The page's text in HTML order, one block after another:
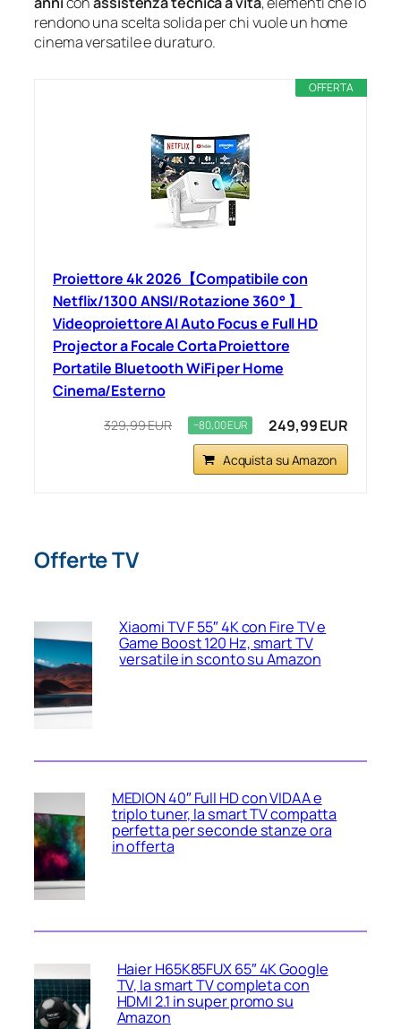
rendono una scelta solida per chi vuole un home
cinema versatile e duraturo.
OFFERTA
Proiettore 4k 2026【Compatibile con
Netflix/1300 ANSI/Rotazione 360° 】
Videoproiettore AI Auto Focus e Full HD
Projector a Focale Corta Proiettore
Portatile Bluetooth WiFi per Home
Cinema/Esterno
329,99 EUR −80,00 EUR 249,99 EUR
Acquista su Amazon
Offerte TV
Xiaomi TV F 55″ 4K con Fire TV e
Game Boost 120 Hz, smart TV
versatile in sconto su Amazon
MEDION 40″ Full HD con VIDAA e
triplo tuner, la smart TV compatta
perfetta per seconde stanze ora
in offerta
Haier H65K85FUX 65″ 4K Google
TV, la smart TV completa con
HDMI 2.1 in super promo su
Amazon